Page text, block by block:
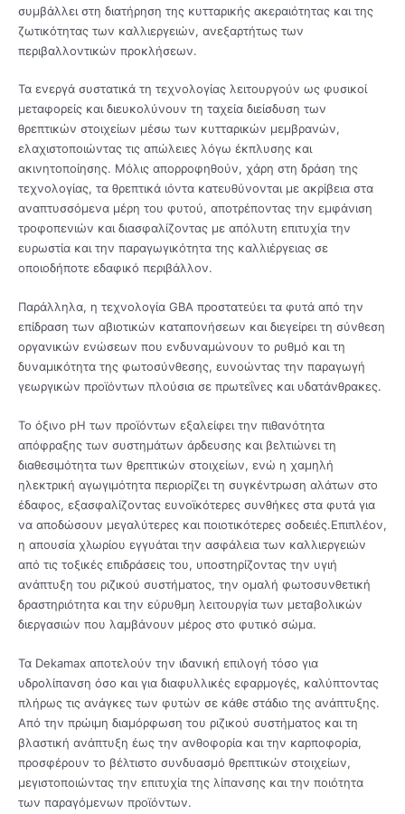
συμβάλλει στη διατήρηση της κυτταρικής ακεραιότητας και της
ζωτικότητας των καλλιεργειών, ανεξαρτήτως των
περιβαλλοντικών προκλήσεων.
Τα ενεργά συστατικά τη τεχνολογίας λειτουργούν ως φυσικοί
μεταφορείς και διευκολύνουν τη ταχεία διείσδυση των
θρεπτικών στοιχείων μέσω των κυτταρικών μεμβρανών,
ελαχιστοποιώντας τις απώλειες λόγω έκπλυσης και
ακινητοποίησης. Μόλις απορροφηθούν, χάρη στη δράση της
τεχνολογίας, τα θρεπτικά ιόντα κατευθύνονται με ακρίβεια στα
αναπτυσσόμενα μέρη του φυτού, αποτρέποντας την εμφάνιση
τροφοπενιών και διασφαλίζοντας με απόλυτη επιτυχία την
ευρωστία και την παραγωγικότητα της καλλιέργειας σε
οποιοδήποτε εδαφικό περιβάλλον.
Παράλληλα, η τεχνολογία GBA προστατεύει τα φυτά από την
επίδραση των αβιοτικών καταπονήσεων και διεγείρει τη σύνθεση
οργανικών ενώσεων που ενδυναμώνουν τo ρυθμό και τη
δυναμικότητα της φωτοσύνθεσης, ευνοώντας την παραγωγή
γεωργικών προϊόντων πλούσια σε πρωτεΐνες και υδατάνθρακες.
Το όξινο pH των προϊόντων εξαλείφει την πιθανότητα
απόφραξης των συστημάτων άρδευσης και βελτιώνει τη
διαθεσιμότητα των θρεπτικών στοιχείων, ενώ η χαμηλή
ηλεκτρική αγωγιμότητα περιορίζει τη συγκέντρωση αλάτων στο
έδαφος, εξασφαλίζοντας ευνοϊκότερες συνθήκες στα φυτά για
να αποδώσουν μεγαλύτερες και ποιοτικότερες σοδειές.Επιπλέον,
η απουσία χλωρίου εγγυάται την ασφάλεια των καλλιεργειών
από τις τοξικές επιδράσεις του, υποστηρίζοντας την υγιή
ανάπτυξη του ριζικού συστήματος, την ομαλή φωτοσυνθετική
δραστηριότητα και την εύρυθμη λειτουργία των μεταβολικών
διεργασιών που λαμβάνουν μέρος στο φυτικό σώμα.
Τα Dekamax αποτελούν την ιδανική επιλογή τόσο για
υδρολίπανση όσο και για διαφυλλικές εφαρμογές, καλύπτοντας
πλήρως τις ανάγκες των φυτών σε κάθε στάδιο της ανάπτυξης.
Από την πρώιμη διαμόρφωση του ριζικού συστήματος και τη
βλαστική ανάπτυξη έως την ανθοφορία και την καρποφορία,
προσφέρουν το βέλτιστο συνδυασμό θρεπτικών στοιχείων,
μεγιστοποιώντας την επιτυχία της λίπανσης και την ποιότητα
των παραγόμενων προϊόντων.